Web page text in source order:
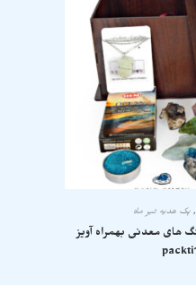
,پک هدیه تیر ماه
های معدنی بهمراه آویز